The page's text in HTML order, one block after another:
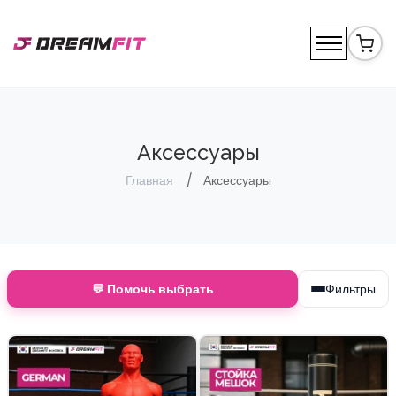
Аксессуары
Главная Аксессуары
💬 Помочь выбрать Фильтры